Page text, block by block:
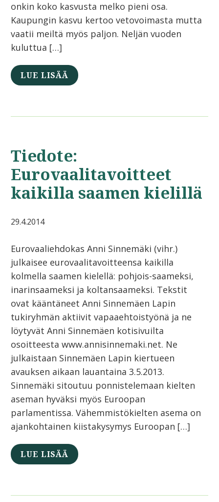
onkin koko kasvusta melko pieni osa.
Kaupungin kasvu kertoo vetovoimasta mutta
vaatii meiltä myös paljon. Neljän vuoden
kuluttua […]
LUE LISÄÄ
Tiedote:
Eurovaalitavoitteet
kaikilla saamen kielillä
29.4.2014
Eurovaaliehdokas Anni Sinnemäki (vihr.)
julkaisee eurovaalitavoitteensa kaikilla
kolmella saamen kielellä: pohjois-saameksi,
inarinsaameksi ja koltansaameksi. Tekstit
ovat kääntäneet Anni Sinnemäen Lapin
tukiryhmän aktiivit vapaaehtoistyönä ja ne
löytyvät Anni Sinnemäen kotisivuilta
osoitteesta www.annisinnemaki.net. Ne
julkaistaan Sinnemäen Lapin kiertueen
avauksen aikaan lauantaina 3.5.2013.
Sinnemäki sitoutuu ponnistelemaan kielten
aseman hyväksi myös Euroopan
parlamentissa. Vähemmistökielten asema on
ajankohtainen kiistakysymys Euroopan […]
LUE LISÄÄ